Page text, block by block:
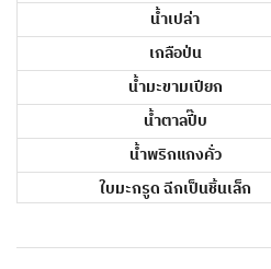
น้ำเปล่า
เกลือป่น
น้ำมะขามเปียก
น้ำตาลปี๊บ
น้ำพริกแกงคั่ว
ใบมะกรูด ฉีกเป็นชิ้นเล็ก